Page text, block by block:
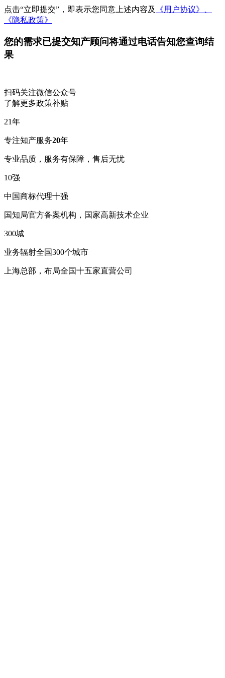
点击“立即提交”，即表示您同意上述内容及
《用户协议》、
《隐私政策》
您的需求已提交知产顾问将通过电话告知您查询结
果
扫码关注微信公众号
了解更多政策补贴
21年
专注知产服务20年
专业品质，服务有保障，售后无忧
10强
中国商标代理十强
国知局官方备案机构，国家高新技术企业
300城
业务辐射全国300个城市
上海总部，布局全国十五家直营公司